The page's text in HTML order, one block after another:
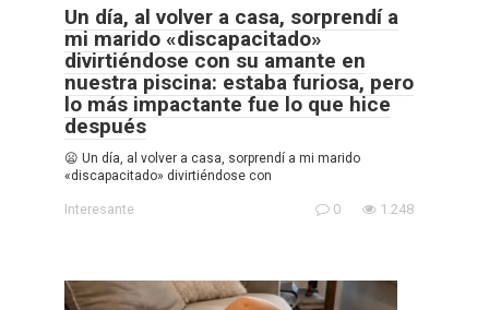
Un día, al volver a casa, sorprendí a
mi marido «discapacitado»
divirtiéndose con su amante en
nuestra piscina: estaba furiosa, pero
lo más impactante fue lo que hice
después
😦 Un día, al volver a casa, sorprendí a mi marido
«discapacitado» divirtiéndose con
Interesante 0 1.248